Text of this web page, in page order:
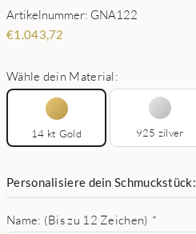
Artikelnummer: GNA122
€1.043,72
Wähle dein Material:
14 kt Gold 925 zilver
Personalisiere dein Schmuckstück:
Name: (Bis zu 12 Zeichen) *